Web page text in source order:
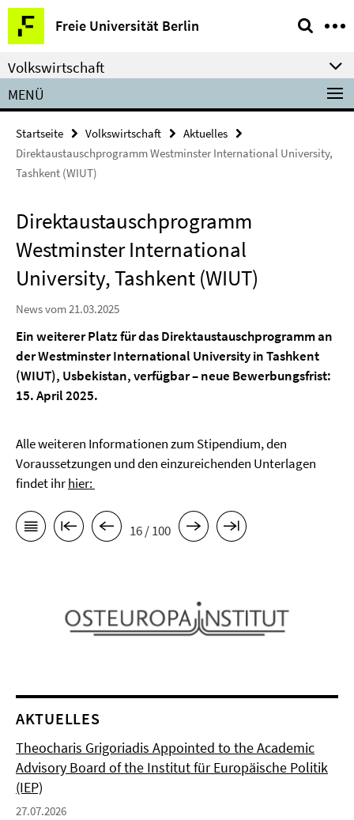
Springe
direkt
zu
Inhalt
Freie Universität Berlin
Service-
Navigation
Volkswirtschaft
MENÜ
Startseite Volkswirtschaft
Aktuelles
Direktaustauschprogramm Westminster International University,
Tashkent (WIUT)
Direktaustauschprogramm
Westminster International
University, Tashkent (WIUT)
News vom 21.03.2025
Ein weiterer Platz für das Direktaustauschprogramm an
der Westminster International University in Tashkent
(WIUT), Usbekistan, verfügbar – neue Bewerbungsfrist:
15. April 2025.
Alle weiteren Informationen zum Stipendium, den
Voraussetzungen und den einzureichenden Unterlagen
findet ihrhier:
16 / 100
AKTUELLES
Theocharis Grigoriadis Appointed to the Academic
Advisory Board of the Institut für Europäische Politik
(IEP)
27.07.2026